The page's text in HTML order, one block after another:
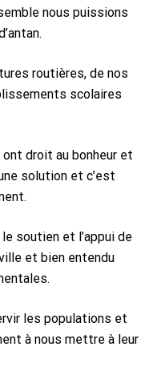
nous puissions
routières, de nos
scolaires
droit au bonheur et
solution et c’est
soutien et l’appui de
et bien entendu
les populations et
à nous mettre à leur